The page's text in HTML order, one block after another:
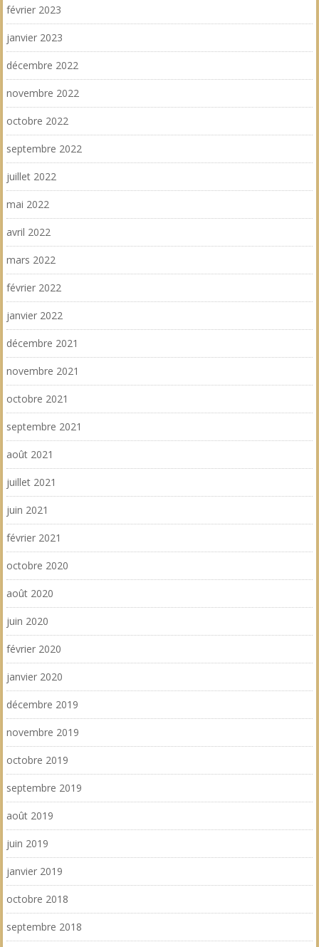
février 2023
janvier 2023
décembre 2022
novembre 2022
octobre 2022
septembre 2022
juillet 2022
mai 2022
avril 2022
mars 2022
février 2022
janvier 2022
décembre 2021
novembre 2021
octobre 2021
septembre 2021
août 2021
juillet 2021
juin 2021
février 2021
octobre 2020
août 2020
juin 2020
février 2020
janvier 2020
décembre 2019
novembre 2019
octobre 2019
septembre 2019
août 2019
juin 2019
janvier 2019
octobre 2018
septembre 2018